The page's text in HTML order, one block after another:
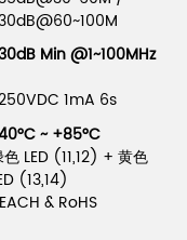
Min @1~100MHz
1mA 6s
~ +85°C
LED (11,12) + 黄色
(13,14)
& RoHS